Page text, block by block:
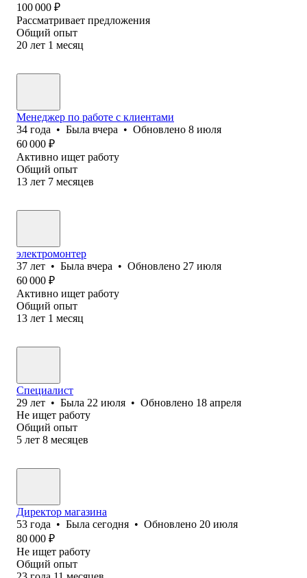
100 000 ₽
Рассматривает предложения
Общий опыт
20 лет 1 месяц
Менеджер по работе с клиентами
34 года • Была вчера • Обновлено 8 июля
60 000 ₽
Активно ищет работу
Общий опыт
13 лет 7 месяцев
электромонтер
37 лет • Была вчера • Обновлено 27 июля
60 000 ₽
Активно ищет работу
Общий опыт
13 лет 1 месяц
Специалист
29 лет • Была 22 июля • Обновлено 18 апреля
Не ищет работу
Общий опыт
5 лет 8 месяцев
Директор магазина
53 года • Была сегодня • Обновлено 20 июля
80 000 ₽
Не ищет работу
Общий опыт